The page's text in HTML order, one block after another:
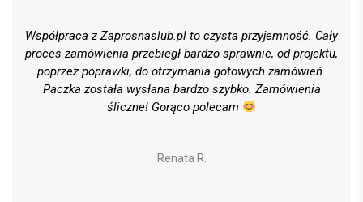
Współpraca z Zaprosnaslub.pl to czysta przyjemność. Cały
proces zamówienia przebiegł bardzo sprawnie, od projektu,
poprzez poprawki, do otrzymania gotowych zamówień.
Paczka została wysłana bardzo szybko. Zamówienia
śliczne! Gorąco polecam
Renata R.